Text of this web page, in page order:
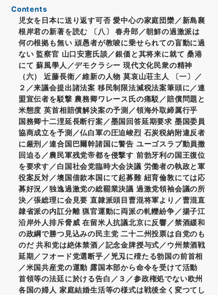
Contents
児女を日本に送り返す可否 愛中心の家庭団欒／新島襄
根岸君の新著を読む 〔八〕 春舟郎／朝鮮の過激派は
何の根拠も無い 頑愚者が教唆に乗せられての盲動に過
ない 監察官 山口安憲氏談／銀価と其将来に就て 桑港
にて 蘇風學人／デモクラシー 現代文化民衆の精神
（六） 近藤長衛／維新の人物 莫哀山荘主人 〔一〕／
２／来議会提出諸法案 移民制限法減税法案筆頭に／連
盟宣伝者を駁撃 農務卿ワレース氏の痛駁／賠償問題と
米態度 英首相賠償解決案の予測／領海外取締厲行乎
国務卿十二浬延長断行案／墨国回答延期要求 墨国委員
協商成立を予測／仏白軍の圧迫峻烈 石炭税納附違反者
に厳刑／連合国巴爾幹諸国に警告 ユーゴスラブ動員撤
回迫る／農民軍残党帝都を侵撃す 前勃牙利の国王復位
を要求す／白国社会党臨時大会決議 労働者の執政と軍
役案反対／墺国借款本国にて起募難 紐育倫敦にては応
募好況／独逸過激党の総罷業決議 過激党領袖会議の所
決／張総理に会見要 直隷派頭目曹混将軍より／曹混直
隷省派の内訌分離 猟官運動に両派の軋轢紛争／揚子江
沿岸外人排斥脅威 在留米人抗議北京に反響／禁酒緩和
の政綱で勝つ見込みの民主党 二十二州投票は自党のも
のだ 共和党は絶体禁酒／記念金牌授与式／ウ州禁酒戦
延期／フオード党選断乎／兇刄に殪たる勃国の前首相
／米国共産党の運動 露国本部から命令を受けて活動
首領等の法廷に於ける告白／３／参政権処でない欧州
各国の婦人 家庭結婚生活等の様式は戦後全く変つてし